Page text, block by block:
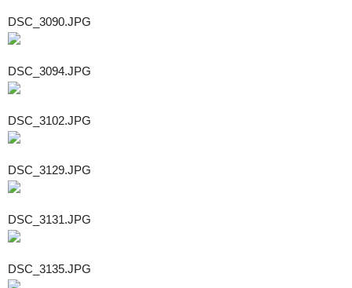
DSC_3090.JPG
DSC_3094.JPG
DSC_3102.JPG
DSC_3129.JPG
DSC_3131.JPG
DSC_3135.JPG